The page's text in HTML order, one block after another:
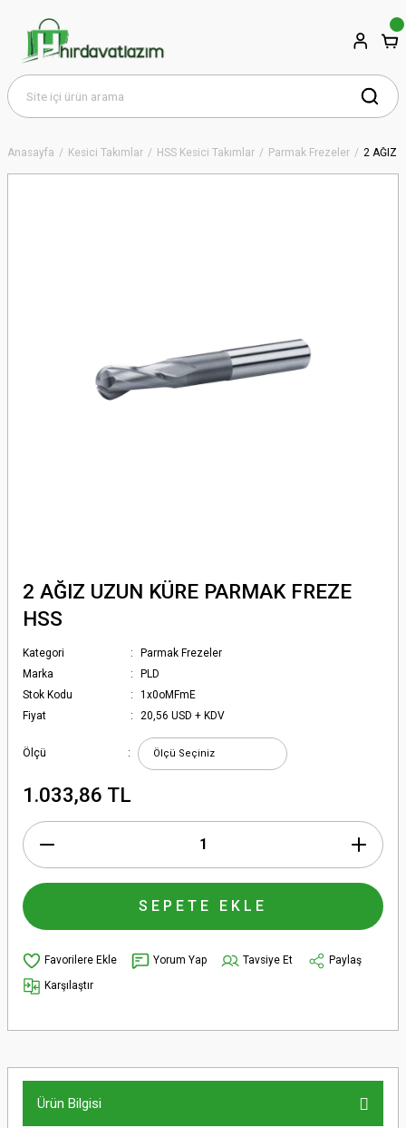
Anasayfa Kesici Takımlar HSS Kesici Takımlar Parmak Frezeler 2 AĞIZ
2 AĞIZ UZUN KÜRE PARMAK FREZE
HSS
Kategori
Parmak Frezeler
Marka
PLD
Stok Kodu
1x0oMFmE
Fiyat
20,56 USD + KDV
Ölçü
1.033,86 TL
SEPETE EKLE
Yorum Yap Tavsiye Et
Paylaş
Karşılaştır
Ürün Bilgisi